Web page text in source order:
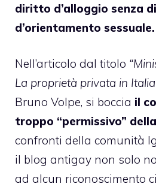
diritto d’alloggio senza
d’orientamento sessuale.
Nell’articolo dal titolo
La proprietà privata in
Bruno Volpe, si boccia il
troppo “permissivo”
confronti della comunità
il blog antigay non solo
ad alcun riconoscimento